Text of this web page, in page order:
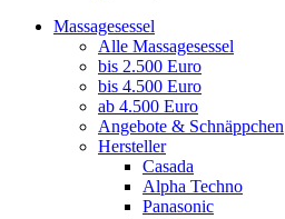
Massagesessel
Alle Massagesessel
bis 2.500 Euro
bis 4.500 Euro
ab 4.500 Euro
Angebote & Schnäppchen
Hersteller
Casada
Alpha Techno
Panasonic